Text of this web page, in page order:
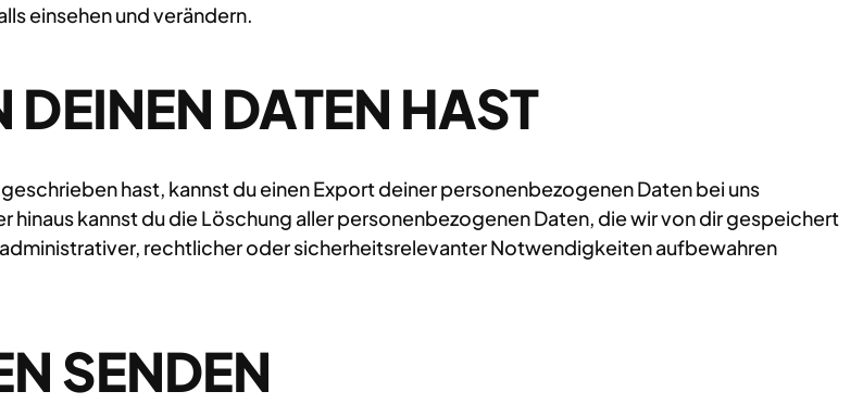
einsehen und verändern.
DATEN HAST
hast, kannst du einen Export deiner personenbezogenen Daten bei uns
hinaus kannst du die Löschung aller personenbezogenen Daten, die wir von dir gespeichert
rechtlicher oder sicherheitsrelevanter Notwendigkeiten aufbewahren
SENDEN